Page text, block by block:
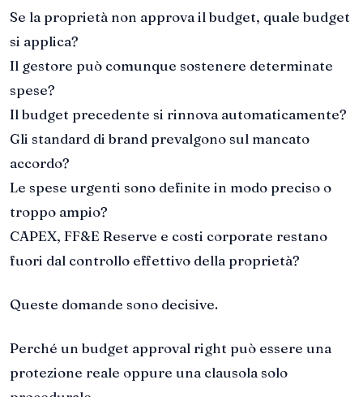
Se la proprietà non approva il budget, quale budget
si applica?
Il gestore può comunque sostenere determinate
spese?
Il budget precedente si rinnova automaticamente?
Gli standard di brand prevalgono sul mancato
accordo?
Le spese urgenti sono definite in modo preciso o
troppo ampio?
CAPEX, FF&E Reserve e costi corporate restano
fuori dal controllo effettivo della proprietà?
Queste domande sono decisive.
Perché un budget approval right può essere una
protezione reale oppure una clausola solo